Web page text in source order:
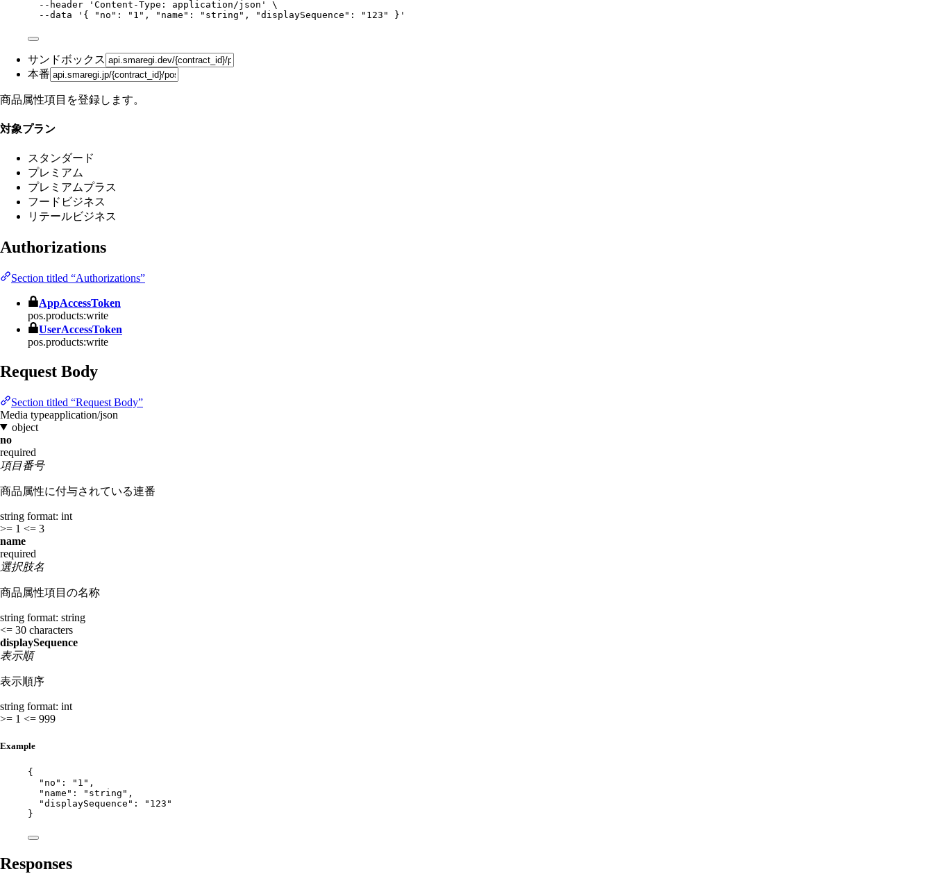
--header
' Content-Type: application/json '
\
--data
' { "no": "1", "name": "string", "displaySequence": "123" } '
サンドボックス
本番
商品属性項目を登録します。
対象プラン
スタンダード
プレミアム
プレミアムプラス
フードビジネス
リテールビジネス
Authorizations
Section titled “Authorizations”
AppAccessToken
pos.products:write
UserAccessToken
pos.products:write
Request Body
Section titled “Request Body”
Media typeapplication/json
object
no
required
項目番号
商品属性に付与されている連番
string format: int
>= 1 <= 3
name
required
選択肢名
商品属性項目の名称
string format: string
<= 30 characters
displaySequence
表示順
表示順序
string format: int
>= 1 <= 999
Example
{
"no" : " 1 " ,
"name" : " string " ,
"displaySequence" : " 123 "
}
Responses